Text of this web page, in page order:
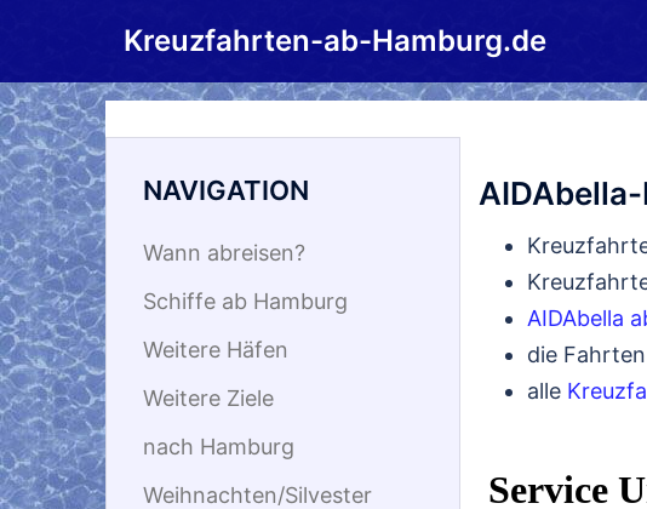
springen
Kreuzfahrten-ab-Hamburg.de
AIDAbella
die
alle
NAVIGATION
Wann abreisen?
Schiffe ab Hamburg
Weitere Häfen
Weitere Ziele
nach Hamburg
Weihnachten/Silvester